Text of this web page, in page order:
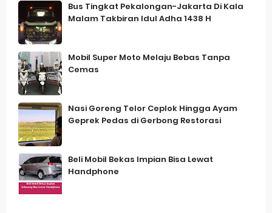
Bus Tingkat Pekalongan-Jakarta Di Kala
Malam Takbiran Idul Adha 1438 H
Mobil Super Moto Melaju Bebas Tanpa
Cemas
Nasi Goreng Telor Ceplok Hingga Ayam
Geprek Pedas di Gerbong Restorasi
Beli Mobil Bekas Impian Bisa Lewat
Handphone